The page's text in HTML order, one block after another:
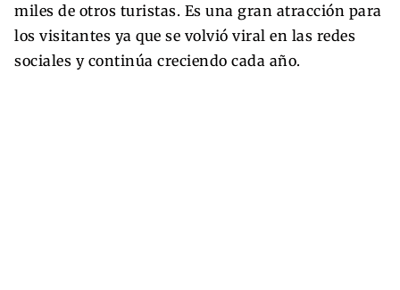
miles de otros turistas. Es una gran atracción para
los visitantes ya que se volvió viral en las redes
sociales y continúa creciendo cada año.